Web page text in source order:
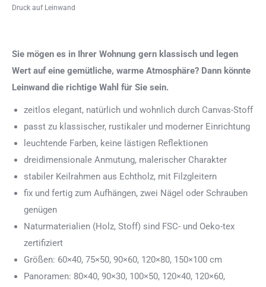
Druck auf Leinwand
Sie mögen es in Ihrer Wohnung gern klassisch und legen
Wert auf eine gemütliche, warme Atmosphäre? Dann könnte
Leinwand die richtige Wahl für Sie sein.
zeitlos elegant, natürlich und wohnlich durch Canvas-Stoff
passt zu klassischer, rustikaler und moderner Einrichtung
leuchtende Farben, keine lästigen Reflektionen
dreidimensionale Anmutung, malerischer Charakter
stabiler Keilrahmen aus Echtholz, mit Filzgleitern
fix und fertig zum Aufhängen, zwei Nägel oder Schrauben
genügen
Naturmaterialien (Holz, Stoff) sind FSC- und Oeko-tex
zertifiziert
Größen: 60×40, 75×50, 90×60, 120×80, 150×100 cm
Panoramen: 80×40, 90×30, 100×50, 120×40, 120×60,